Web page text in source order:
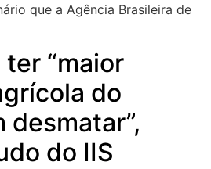
que a Agência Brasileira de
“maior
do
desmatar”,
do IIS